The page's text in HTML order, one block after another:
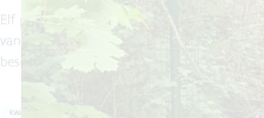
Elf partners slaan de handen in elkaar om
van de voormalige papierfabriek in
beschermen.
KWALITEIT WATERLOPEN